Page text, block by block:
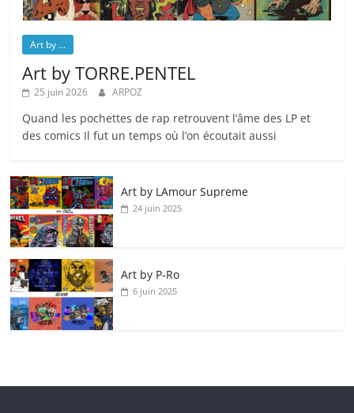
Art by ...
Art by TORRE.PENTEL
25 juin 2026 ARPOZ
Quand les pochettes de rap retrouvent l’âme des LP et
des comics Il fut un temps où l’on écoutait aussi
Art by LAmour Supreme
24 juin 2025
Art by P‑Ro
6 juin 2025